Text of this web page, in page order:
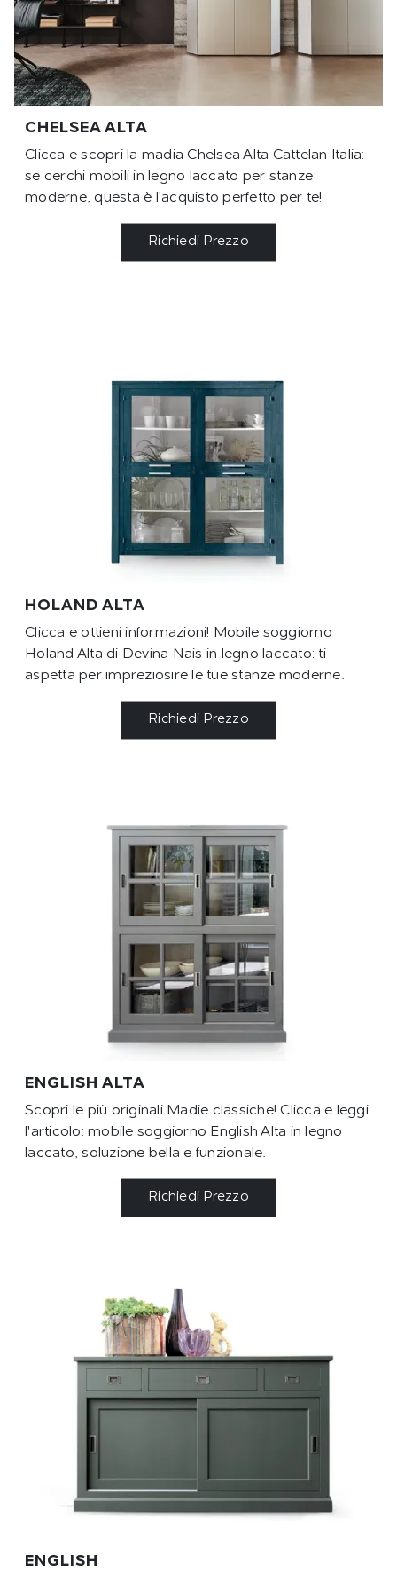
CHELSEA ALTA
Clicca e scopri la madia Chelsea Alta Cattelan Italia:
se cerchi mobili in legno laccato per stanze
moderne, questa è l'acquisto perfetto per te!
Richiedi Prezzo
HOLAND ALTA
Clicca e ottieni informazioni! Mobile soggiorno
Holand Alta di Devina Nais in legno laccato: ti
aspetta per impreziosire le tue stanze moderne.
Richiedi Prezzo
ENGLISH ALTA
Scopri le più originali Madie classiche! Clicca e leggi
l'articolo: mobile soggiorno English Alta in legno
laccato, soluzione bella e funzionale.
Richiedi Prezzo
ENGLISH